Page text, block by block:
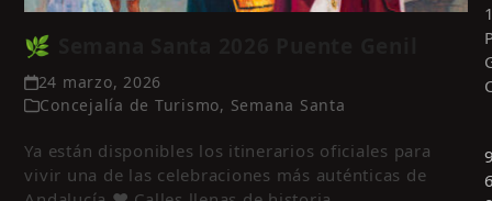
🌿 Semana Santa 2026 Puente Genil
24 marzo, 2026
Concejalía de Turismo, Semana Santa
Ya están disponibles los itinerarios oficiales para
vivir una de las celebraciones más auténticas de